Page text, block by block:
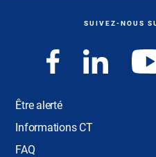
SUIVEZ-NOUS
Être alerté
Informations CT
FAQ